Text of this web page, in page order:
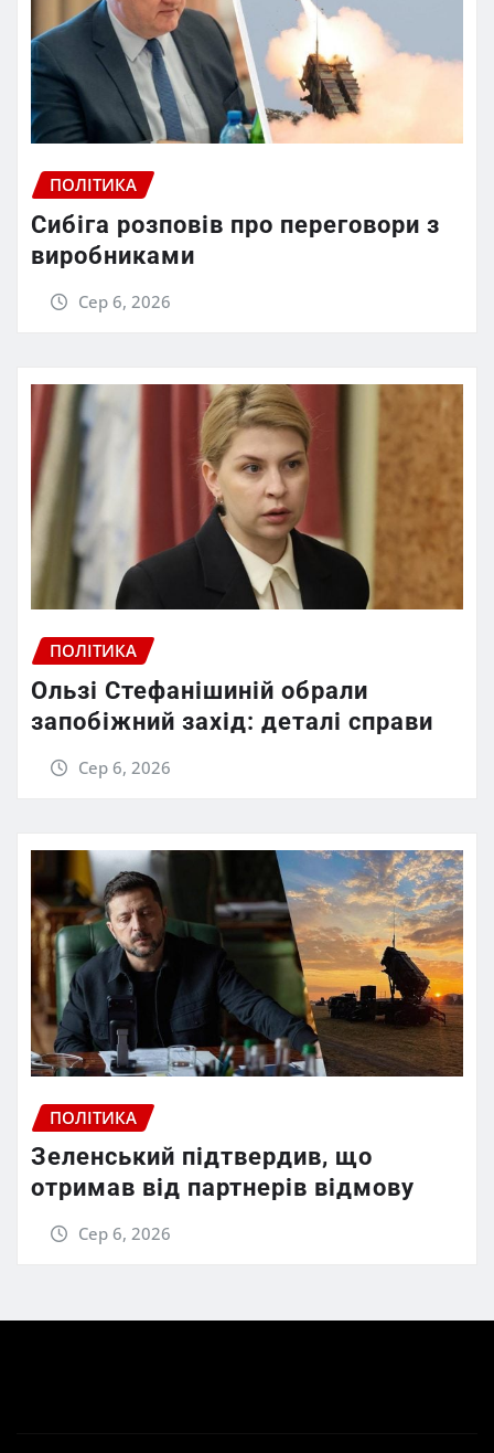
ПОЛІТИКА
Сибіга розповів про переговори з
виробниками
Сер 6, 2026
ПОЛІТИКА
Ользі Стефанішиній обрали
запобіжний захід: деталі справи
Сер 6, 2026
ПОЛІТИКА
Зеленський підтвердив, що
отримав від партнерів відмову
Сер 6, 2026